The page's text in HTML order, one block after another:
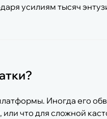
усилиям тысяч
Иногда его
что для сложной